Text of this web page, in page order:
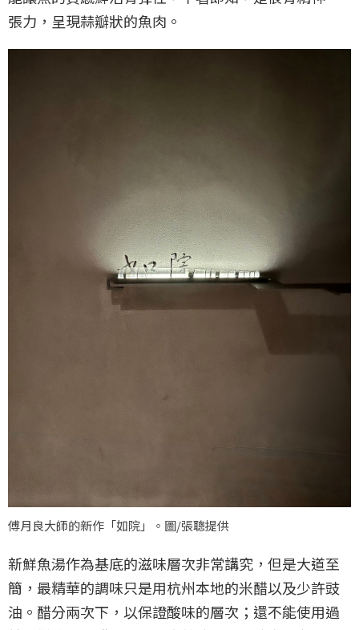
張力，呈現蒜瓣狀的魚肉。
傅月良大師的新作「如院」。圖/張聰提供
新鮮魚湯作為基底的滋味層次非常講究，但是大道至
簡，最精華的調味只是用杭州本地的米醋以及少許豉
油。醋分兩次下，以保證酸味的層次；還不能使用過